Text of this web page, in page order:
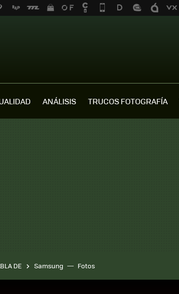
ANÁLISIS TRUCOS FOTOGRAFÍA
DE Samsung Fotos